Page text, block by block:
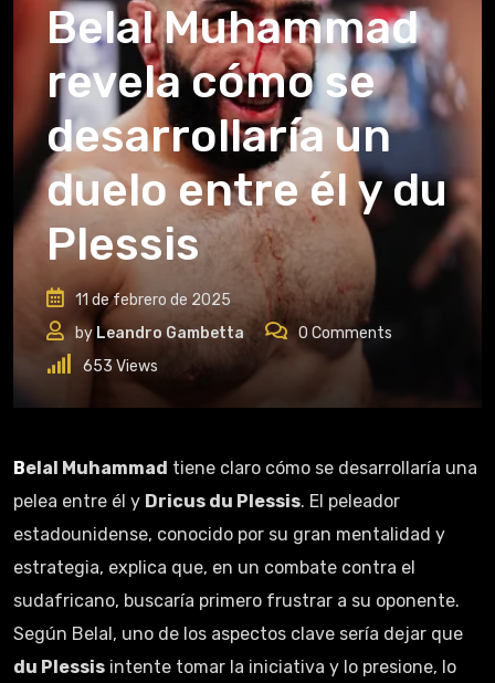
Belal Muhammad
revela cómo se
desarrollaría un
duelo entre él y du
Plessis
11 de febrero de 2025
by Leandro Gambetta 0 Comments
653 Views
Belal Muhammad tiene claro cómo se desarrollaría una
pelea entre él y Dricus du Plessis. El peleador
estadounidense, conocido por su gran mentalidad y
estrategia, explica que, en un combate contra el
sudafricano, buscaría primero frustrar a su oponente.
Según Belal, uno de los aspectos clave sería dejar que
du Plessis intente tomar la iniciativa y lo presione, lo